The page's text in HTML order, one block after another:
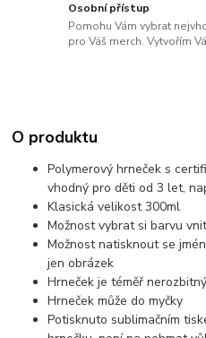
Osobní přístup
Pomohu Vám vybrat
pro Váš merch. Vytvořím
O produktu
Polymerový hrneček s
vhodný pro děti od 3 let,
Klasická velikost 300ml
Možnost vybrat si barvu
Možnost natisknout se
jen obrázek
Hrneček je téměř
Hrneček může do myčky
Potisknuto sublimačním